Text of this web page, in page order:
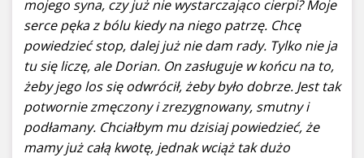
mojego syna, czy już nie wystarczająco cierpi? Moje
serce pęka z bólu kiedy na niego patrzę. Chcę
powiedzieć stop, dalej już nie dam rady. Tylko nie ja
tu się liczę, ale Dorian. On zasługuje w końcu na to,
żeby jego los się odwrócił, żeby było dobrze. Jest tak
potwornie zmęczony i zrezygnowany, smutny i
podłamany. Chciałbym mu dzisiaj powiedzieć, że
mamy już całą kwotę, jednak wciąż tak dużo